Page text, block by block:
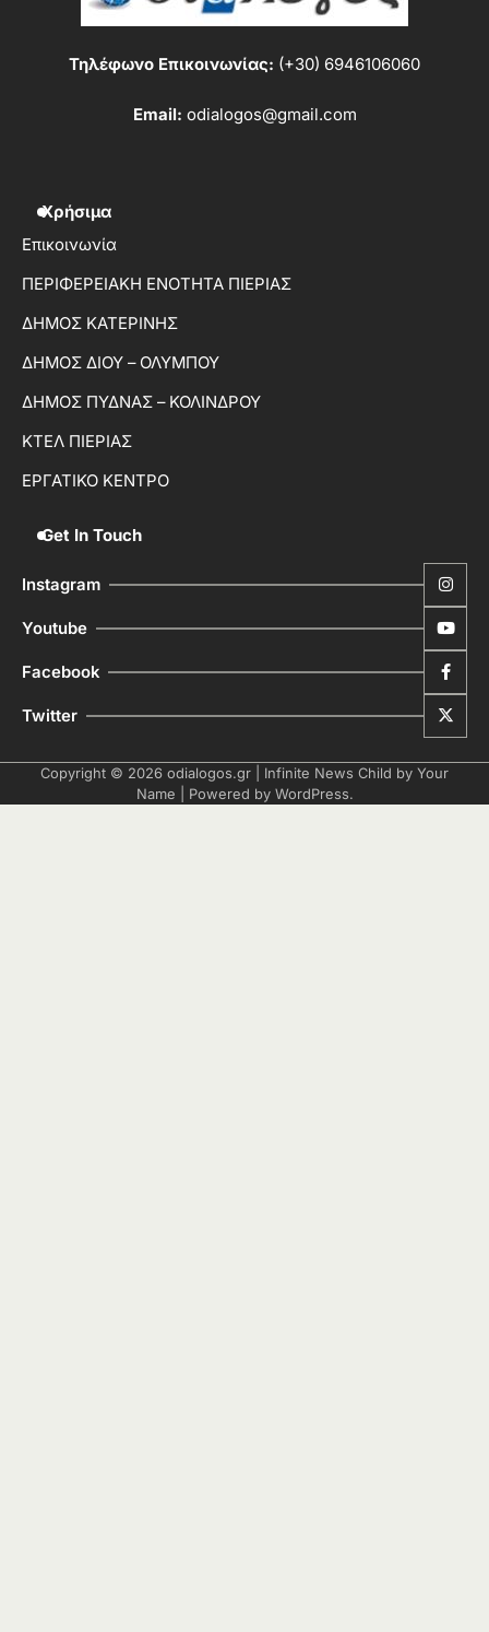
Τηλέφωνο Επικοινωνίας: (+30) 6946106060
Email: odialogos@gmail.com
Χρήσιμα
Επικοινωνία
ΠΕΡΙΦΕΡΕΙΑΚΗ ΕΝΟΤΗΤΑ ΠΙΕΡΙΑΣ
ΔΗΜΟΣ ΚΑΤΕΡΙΝΗΣ
ΔΗΜΟΣ ΔΙΟΥ – ΟΛΥΜΠΟΥ
ΔΗΜΟΣ ΠΥΔΝΑΣ – ΚΟΛΙΝΔΡΟΥ
ΚΤΕΛ ΠΙΕΡΙΑΣ
ΕΡΓΑΤΙΚΟ ΚΕΝΤΡΟ
Get In Touch
Instagram
Youtube
Facebook
Twitter
Copyright © 2026 odialogos.gr | Infinite News Child by Your
Name | Powered by WordPress.